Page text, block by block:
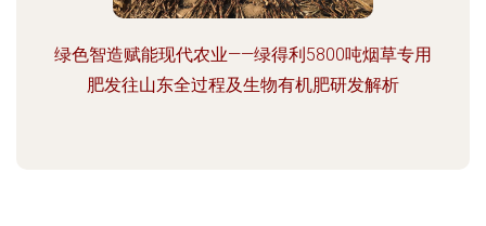
绿色智造赋能现代农业——绿得利5800吨烟草专用
肥发往山东全过程及生物有机肥研发解析